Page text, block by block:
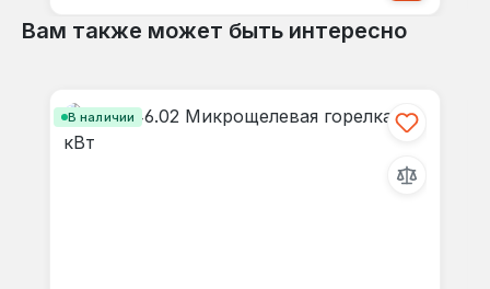
Вам также может быть интересно
В наличии